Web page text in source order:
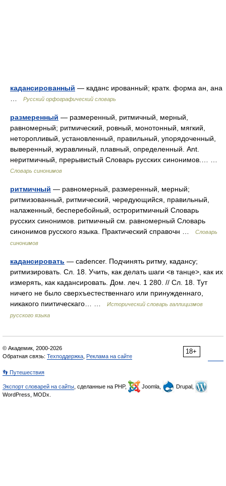
кадансированный — каданс ированный; кратк. форма ан, ана
Русский орфографический словарь
размеренный — размеренный, ритмичный, мерный,
равномерный; ритмический, ровный, монотонный, мягкий,
неторопливый, установленный, правильный, упорядоченный,
выверенный, журавлиный, плавный, определенный. Ant.
неритмичный, прерывистый Словарь русских синонимов.… …
Словарь синонимов
ритмичный — равномерный, размеренный, мерный;
ритмизованный, ритмический, чередующийся, правильный,
налаженный, бесперебойный, остроритмичный Словарь
русских синонимов. ритмичный см. равномерный Словарь
синонимов русского языка. Практический справочн …
Словарь
синонимов
кадансировать — cadencer. Подчинять ритму, кадансу;
ритмизировать. Сл. 18. Учить, как делать шаги <в танце>, как их
измерять, как кадансировать. Дом. леч. 1 280. // Сл. 18. Тут
ничего не было сверхъестественнаго или принужденнаго,
никакого пиитическаго… …
Исторический словарь галлицизмов
русского языка
18+
© Академик, 2000-2026
Обратная связь: Техподдержка Реклама на сайте
👣 Путешествия
Экспорт словарей на сайты , сделанные на PHP, Joomla,
Drupal,
WordPress, MODx.